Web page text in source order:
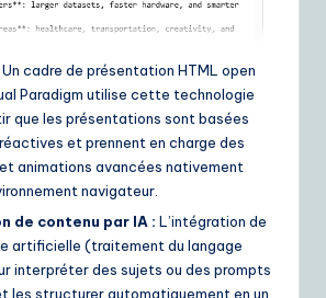
Un cadre de présentation HTML open
Paradigm utilise cette technologie
que les présentations sont basées
et prennent en charge des
animations avancées nativement
navigateur.
de contenu par IA : L’intégration de
artificielle (traitement du langage
interpréter des sujets ou des prompts
les structurer automatiquement en un